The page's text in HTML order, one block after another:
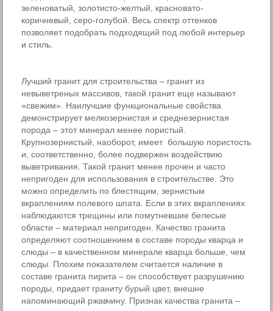
зеленоватый, золотисто-желтый, красновато-
коричневый, серо-голубой. Весь спектр оттенков
позволяет подобрать подходящий под любой интерьер
и стиль.
Лучший гранит для строительства – гранит из
невыветреных массивов, такой гранит еще называют
«свежим». Наилучшие функциональные свойства
демонстрирует мелкозернистая и среднезернистая
порода – этот минерал менее пористый.
Крупнозернистый, наоборот, имеет большую пористость
и, соответственно, более подвержен воздействию
выветривания. Такой гранит менее прочен и часто
непригоден для использования в строительстве. Это
можно определить по блестящим, зернистым
вкраплениям полевого шпата. Если в этих вкраплениях
наблюдаются трещины или помутневшие белесые
области – материал непригоден. Качество гранита
определяют соотношением в составе породы кварца и
слюды – в качественном минерале кварца больше, чем
слюды. Плохим показателем считается наличие в
составе гранита пирита – он способствует разрушению
породы, придает граниту бурый цвет, внешне
напоминающий ржавчину. Признак качества гранита –